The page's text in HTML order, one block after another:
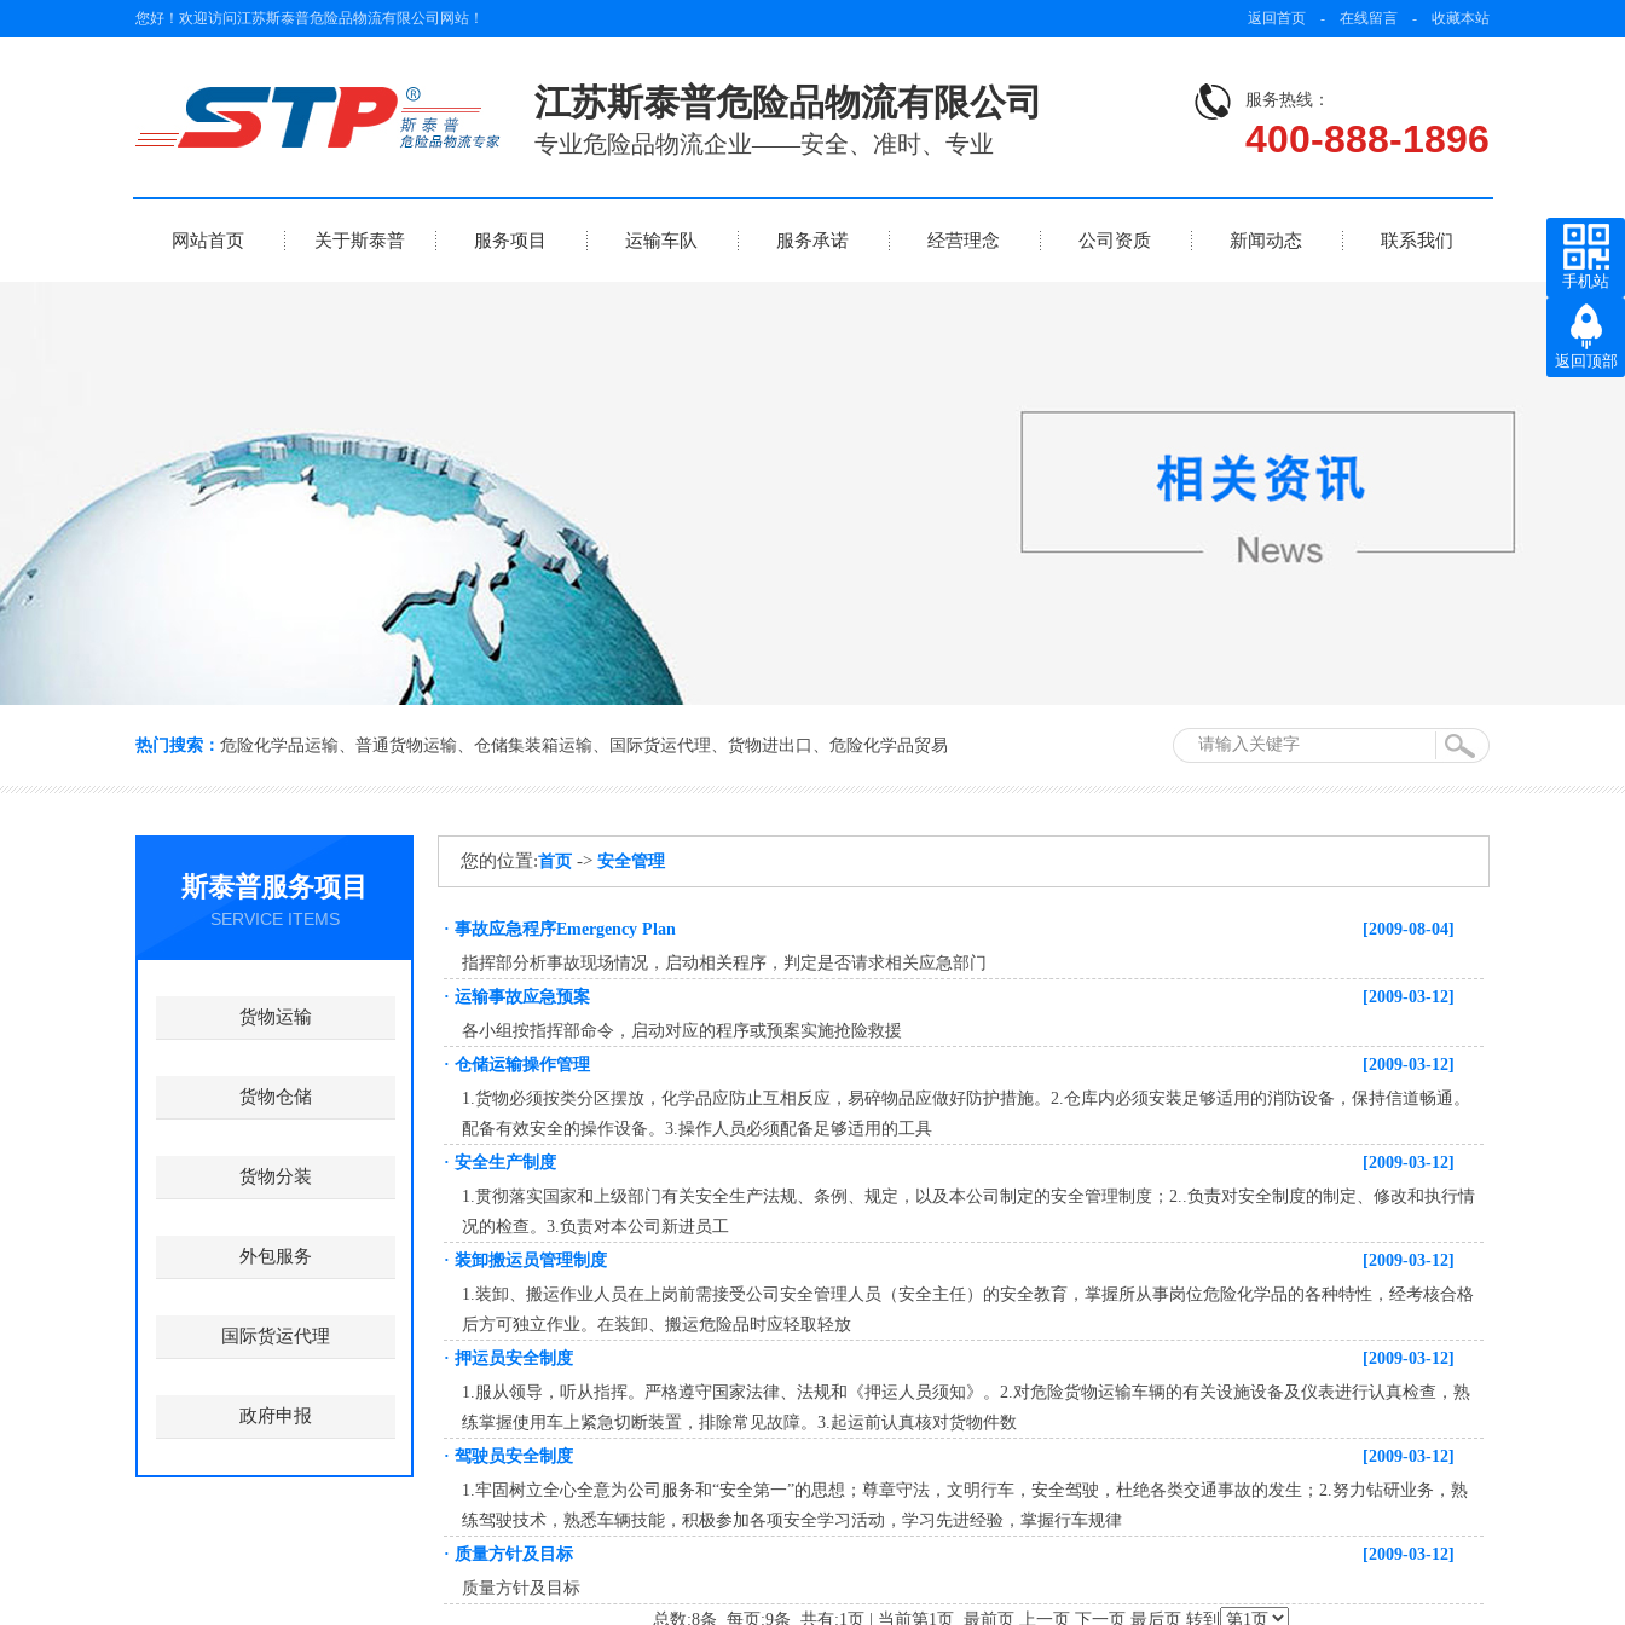
您好！欢迎访问江苏斯泰普危险品物流有限公司 网站！ 返回首页 - 在线留言 - 收藏本站
江苏斯泰普危险品物流有限公司
专业危险品物流企业——安全、准时、专业
服务热线：
400-888-1896
网站首页 关于斯泰普 服务项目 运输车队 服务承诺 经营理念 公司资质 新闻动态 联系我们
热门搜索： 危险化学品运输、 普通货物运输、 仓储集装箱运输、 国际货运代理、 货物进出口 、 危险化学品贸易
斯泰普服务项目
SERVICE ITEMS
货物运输
货物仓储
货物分装
外包服务
国际货运代理
政府申报
您的位置:首页 -> 安全管理
· 事故应急程序Emergency Plan
[2009-08-04]
指挥部分析事故现场情况，启动相关程序，判定是否请求相关应急部门
· 运输事故应急预案
[2009-03-12]
各小组按指挥部命令，启动对应的程序或预案实施抢险救援
· 仓储运输操作管理
[2009-03-12]
1.货物必须按类分区摆放，化学品应防止互相反应，易碎物品应做好防护措施。2.仓库内必须安装足够适用的消防设备，保持信道畅通。
配备有效安全的操作设备。3.操作人员必须配备足够适用的工具
· 安全生产制度
[2009-03-12]
1.贯彻落实国家和上级部门有关安全生产法规、条例、规定，以及本公司制定的安全管理制度；2..负责对安全制度的制定、修改和执行情
况的检查。3.负责对本公司新进员工
· 装卸搬运员管理制度
[2009-03-12]
1.装卸、搬运作业人员在上岗前需接受公司安全管理人员（安全主任）的安全教育，掌握所从事岗位危险化学品的各种特性，经考核合格
后方可独立作业。​在装卸、搬运危险品时应轻取轻放​
· 押运员安全制度
[2009-03-12]
1.服从领导，听从指挥。严格遵守国家法律、法规和《押运人员须知》。2.对危险货物运输车辆的有关设施设备及仪表进行认真检查，熟
练掌握使用车上紧急切断装置，排除常见故障。3.起运前认真核对货物件数
· 驾驶员安全制度
[2009-03-12]
1.牢固树立全心全意为公司服务和“安全第一”的思想；尊章守法，文明行车，安全驾驶，杜绝各类交通事故的发生；2.努力钻研业务，熟
练驾驶技术，熟悉车辆技能，积极参加各项安全学习活动，学习先进经验，掌握行车规律
· 质量方针及目标
[2009-03-12]
质量方针及目标
总数:8条 每页:9条 共有:1页 | 当前第1页 最前页 上一页 下一页 最后页 转到
手机站
返回顶部